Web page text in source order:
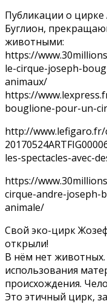
Публикации о
Буглион,
животными:
https://
le-cirque-joseph-
animaux/
https://
bouglione-pour-un-
http://
les-spectacles-avec-
https://
cirque-andre-joseph-
animale/
Свой эко-цирк
открыли!
В нём нет
использования
происхождения.
Это этичный цирк,